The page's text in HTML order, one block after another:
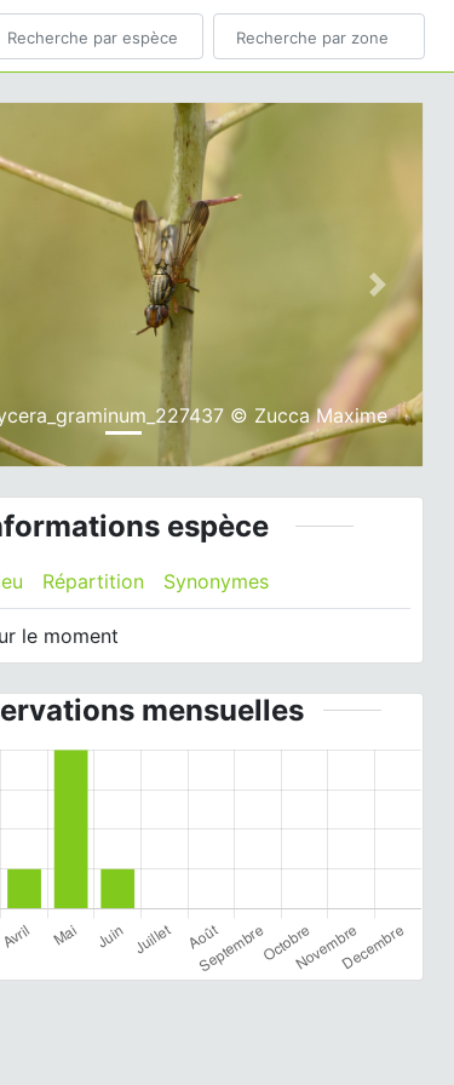
© Zucca Maxime
Next
espèce
Répartition Synonymes
le moment
mensuelles